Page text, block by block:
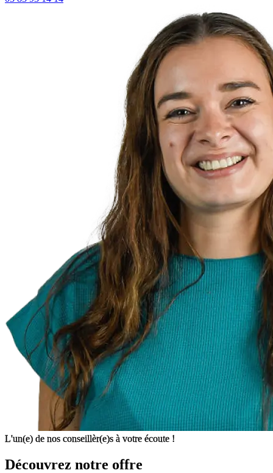
L'un(e) de nos conseillèr(e)s à votre écoute !
Découvrez notre offre